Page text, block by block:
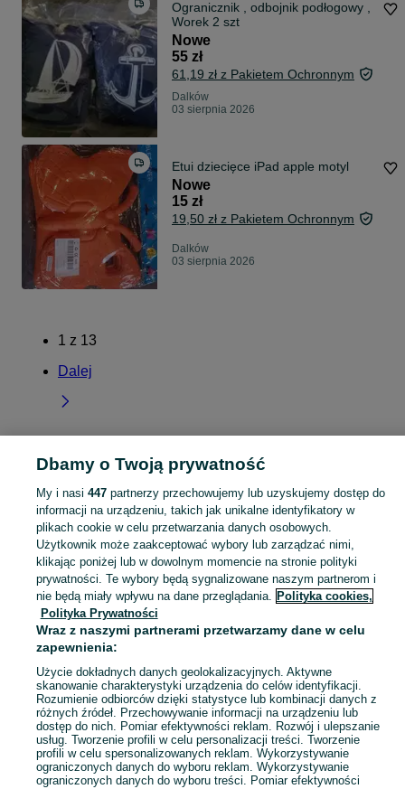
Ogranicznik , odbojnik podłogowy ,
Worek 2 szt
Nowe
55 zł
61,19 zł z Pakietem Ochronnym
Dalków
03 sierpnia 2026
Etui dziecięce iPad apple motyl
Nowe
15 zł
19,50 zł z Pakietem Ochronnym
Dalków
03 sierpnia 2026
1 z 13
Dalej
Strona główna Dolnośląskie Dalków
KATEGORIA
Skorzystaj z największego serwisu ogłoszeniowego - Dalków i okolice! Kupuj to, czego pragniesz i sprzedawaj to, czego już nie potrzebujesz! Zobacz
Mapa kategorii
Mapa miejscowości
Mapa ministron
Popularne wyszukiwania
Dbamy o Twoją prywatność
My i nasi 447partnerzy przechowujemy lub uzyskujemy dostęp do
informacji na urządzeniu, takich jak unikalne identyfikatory w
plikach cookie w celu przetwarzania danych osobowych.
Użytkownik może zaakceptować wybory lub zarządzać nimi,
klikając poniżej lub w dowolnym momencie na stronie polityki
prywatności. Te wybory będą sygnalizowane naszym partnerom i
nie będą miały wpływu na dane przeglądania. Polityka cookies,
Polityka Prywatności
Wraz z naszymi partnerami przetwarzamy dane w celu
zapewnienia:
Użycie dokładnych danych geolokalizacyjnych. Aktywne
skanowanie charakterystyki urządzenia do celów identyfikacji.
Rozumienie odbiorców dzięki statystyce lub kombinacji danych z
różnych źródeł. Przechowywanie informacji na urządzeniu lub
dostęp do nich. Pomiar efektywności reklam. Rozwój i ulepszanie
usług. Tworzenie profili w celu personalizacji treści. Tworzenie
profili w celu spersonalizowanych reklam. Wykorzystywanie
ograniczonych danych do wyboru reklam. Wykorzystywanie
ograniczonych danych do wyboru treści. Pomiar efektywności